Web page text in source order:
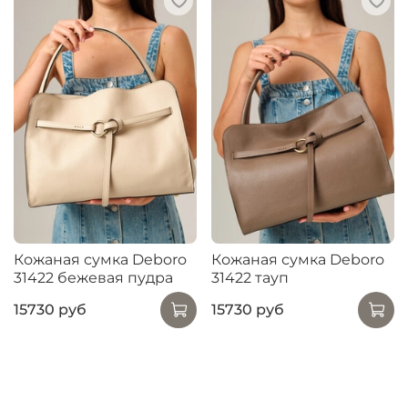
Кожаная сумка Deboro
31422 бежевая пудра
15730 руб
Кожаная сумка Deboro
31422 тауп
15730 руб